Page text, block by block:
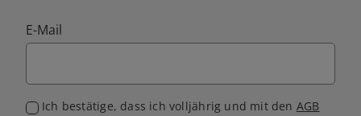
E-Mail
Ich bestätige, dass ich volljährig und mit den AGB